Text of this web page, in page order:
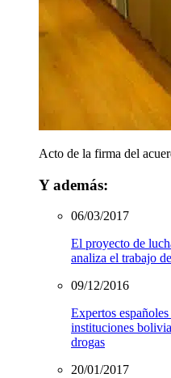
Acto de la firma del
Y además:
06/03/2017
El proyecto de
analiza el trabajo
09/12/2016
Expertos
instituciones
drogas
20/01/2017